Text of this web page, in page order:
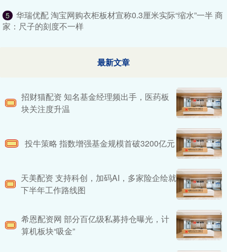
5
华瑞优配 淘宝网购衣柜板材宣称0.3厘米实际“缩水”一半 商
家：尺子的刻度不一样
最新文章
招财猫配资 知名基金经理频出手，医药板
块关注度升温
投牛策略 指数增强基金规模首破3200亿元
天美配资 支持科创，加码AI，多家险企绘就
下半年工作路线图
希恩配资网 部分百亿级私募持仓曝光，计
算机板块“吸金”